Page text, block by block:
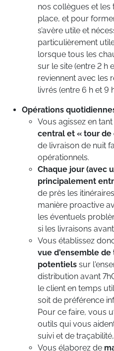
nos collègues et
place, et pour
s’avère utile et
particulièrement
lorsque tous les
sur le site (entre 2 h
reviennent avec les
livrés (entre 6 h et 9
Opérations
Vous agissez en
central et « tour
de livraison de nuit
opérationnels.
Chaque jour (avec
principalement
de près les
manière proactive
les éventuels
si les livraisons
Vous établissez
vue d'ensemble
potentiels sur
distribution avant
le client en temps
soit de préférence
Pour ce faire, vous
outils qui vous
suivi et de traçabilité,
Vous élaborez de